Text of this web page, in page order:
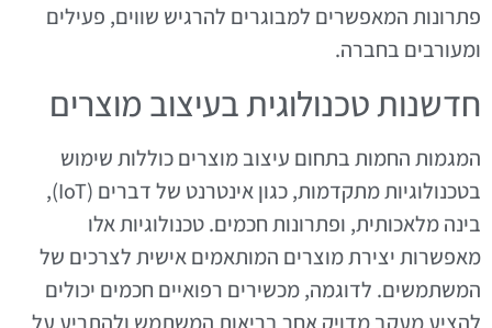
פתרונות המאפשרים למבוגרים להרגיש שווים, פעילים
ומעורבים בחברה.
חדשנות טכנולוגית בעיצוב מוצרים
המגמות החמות בתחום עיצוב מוצרים כוללות שימוש
בטכנולוגיות מתקדמות, כגון אינטרנט של דברים (IoT),
בינה מלאכותית, ופתרונות חכמים. טכנולוגיות אלו
מאפשרות יצירת מוצרים המותאמים אישית לצרכים של
המשתמשים. לדוגמה, מכשירים רפואיים חכמים יכולים
להציע מעקב מדויק אחר בריאות המשתמש ולהתריע על